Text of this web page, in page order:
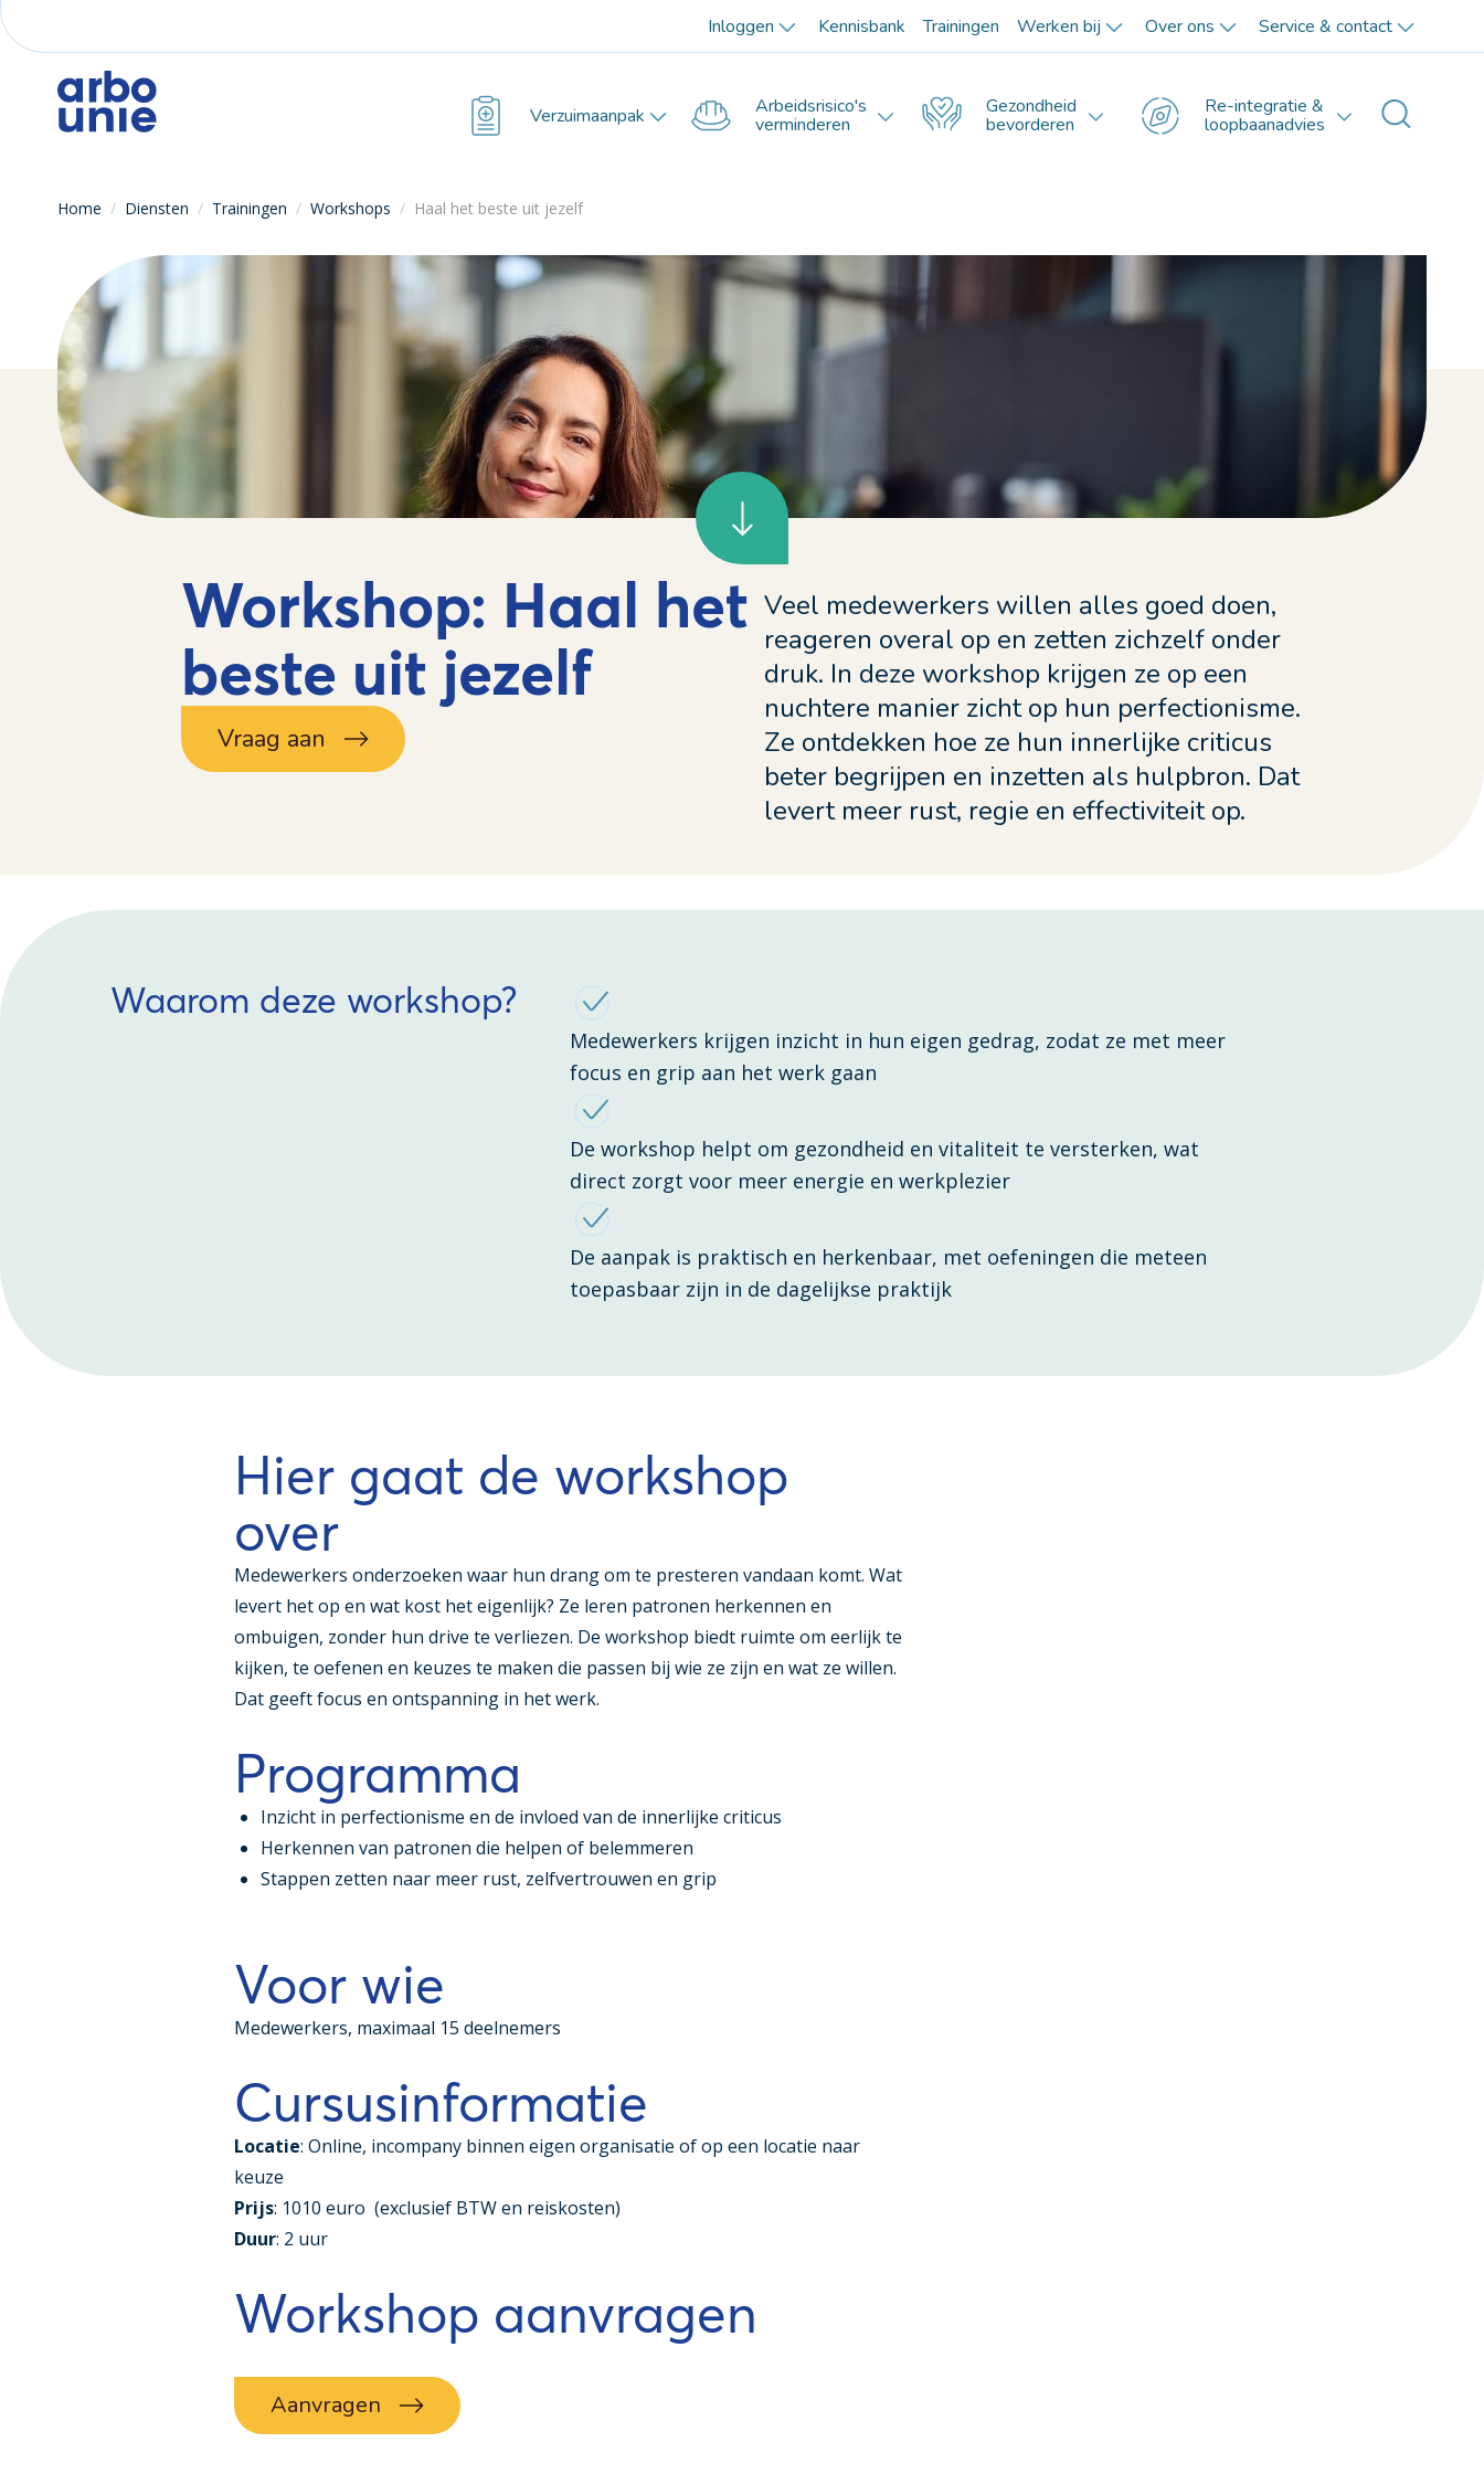
Inloggen Kennisbank Trainingen Werken bij Over ons Service & contact
Verzuimaanpak Arbeidsrisico's
verminderen
Gezondheid
bevorderen
Re-integratie &
loopbaanadvies
Home / Diensten / Trainingen / Workshops / Haal het beste uit jezelf
Workshop: Haal het
beste uit jezelf
Vraag aan
Veel medewerkers willen alles goed doen,
reageren overal op en zetten zichzelf onder
druk. In deze workshop krijgen ze op een
nuchtere manier zicht op hun perfectionisme.
Ze ontdekken hoe ze hun innerlijke criticus
beter begrijpen en inzetten als hulpbron. Dat
levert meer rust, regie en effectiviteit op.
Waarom deze workshop?
Medewerkers krijgen inzicht in hun eigen gedrag, zodat ze met meer
focus en grip aan het werk gaan
De workshop helpt om gezondheid en vitaliteit te versterken, wat
direct zorgt voor meer energie en werkplezier
De aanpak is praktisch en herkenbaar, met oefeningen die meteen
toepasbaar zijn in de dagelijkse praktijk
Hier gaat de workshop
over
Medewerkers onderzoeken waar hun drang om te presteren vandaan komt. Wat
levert het op en wat kost het eigenlijk? Ze leren patronen herkennen en
ombuigen, zonder hun drive te verliezen. De workshop biedt ruimte om eerlijk te
kijken, te oefenen en keuzes te maken die passen bij wie ze zijn en wat ze willen.
Dat geeft focus en ontspanning in het werk.
Programma
Inzicht in perfectionisme en de invloed van de innerlijke criticus
Herkennen van patronen die helpen of belemmeren
Stappen zetten naar meer rust, zelfvertrouwen en grip
Voor wie
Medewerkers, maximaal 15 deelnemers
Cursusinformatie
Locatie: Online, incompany binnen eigen organisatie of op een locatie naar
keuze
Prijs: 1010 euro (exclusief BTW en reiskosten)
Duur: 2 uur
Workshop aanvragen
Aanvragen